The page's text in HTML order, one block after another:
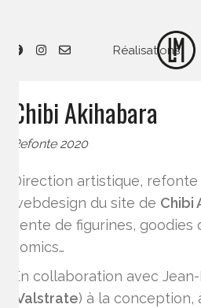
Réalisations
Chibi Akihabara
Refonte 2020
Direction artistique,
webdesign du site de Chibi
vente de figurines, goodies
comics…
En collaboration avec
Valstrate) à la conception,